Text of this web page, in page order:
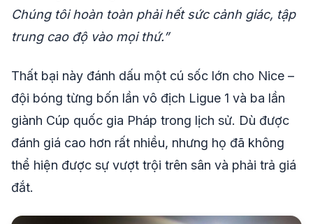
Chúng tôi hoàn toàn phải hết sức cảnh giác, tập
trung cao độ vào mọi thứ.”
Thất bại này đánh dấu một cú sốc lớn cho Nice –
đội bóng từng bốn lần vô địch Ligue 1 và ba lần
giành Cúp quốc gia Pháp trong lịch sử. Dù được
đánh giá cao hơn rất nhiều, nhưng họ đã không
thể hiện được sự vượt trội trên sân và phải trả giá
đắt.